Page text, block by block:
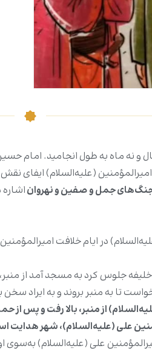
و نه ماه به طول انجامید. امام
(علیه‌السلام) ایفای
جمل و صفین و نهرواناشاره
در ایام خلافت
جلوس کرد به مسجد آمد از
تا به منبر بروند و به ایراد سخن
از منبر، بالا رفت و پس از
علی (علیه‌السلام)، شهر
علی (علیه‌السلام) به‌سوی او